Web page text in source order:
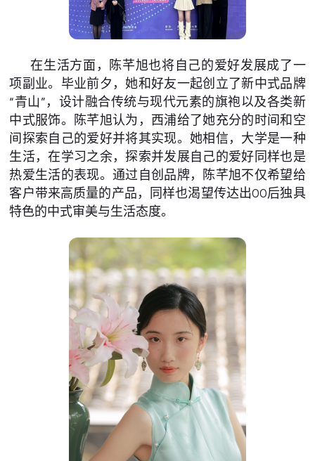
在生活方面，陈芊旭也将自己的爱好发展成了一
项副业。毕业前夕，她和好友一起创立了新中式品牌
“青山”，设计融合传统与现代元素的旗袍以及各类新
中式服饰。陈芊旭认为，西浦给了她充分的时间和空
间探索自己的爱好并将其实现。她相信，大学是一种
生活，在学习之余，探索并发展自己的爱好同样也是
热爱生活的表现。通过自创品牌，陈芊旭不仅希望给
客户带来高质量的产品，同样也渴望传达出00后独具
特色的中式审美与生活态度。